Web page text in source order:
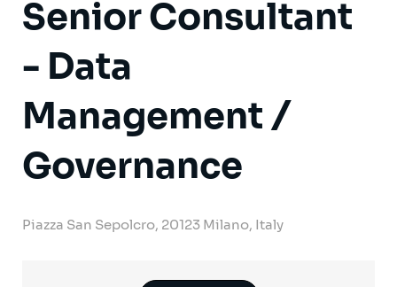
Senior Consultant
- Data
Management /
Governance
Piazza San Sepolcro, 20123 Milano, Italy